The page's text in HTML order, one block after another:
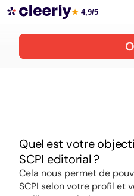
Souscrire aux meilleures SCPI
★ 4,9/5